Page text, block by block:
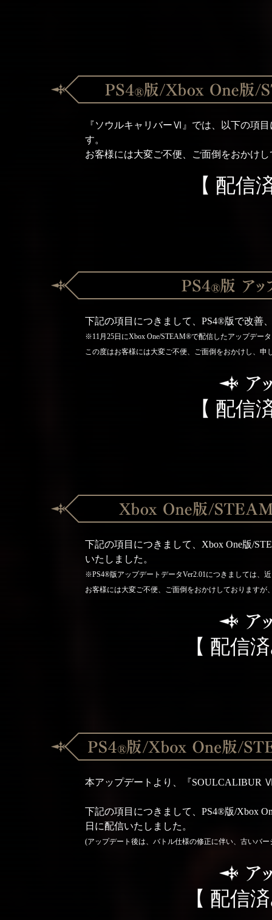
『ソウルキャリバーⅥ』では、以下の項
す。
お客様には大変ご不便、ご面倒をおかけ
【 配信
下記の項目につきまして、PS4®版で改善
※11月25日にXbox One/STEAM®で配信したアップデー
この度はお客様には大変ご不便、ご面倒をおかけし、申
【 配信
下記の項目につきまして、Xbox One版/
いたしました。
※PS4®版アップデートデータVer2.01につきましては、
お客様には大変ご不便、ご面倒をおかけしております
【 配信
本アップデートより、『SOULCALIBUR
下記の項目につきまして、PS4®版/Xbox
日に配信いたしました。
(アップデート後は、バトル仕様の修正に伴い、古いバ
【 配信